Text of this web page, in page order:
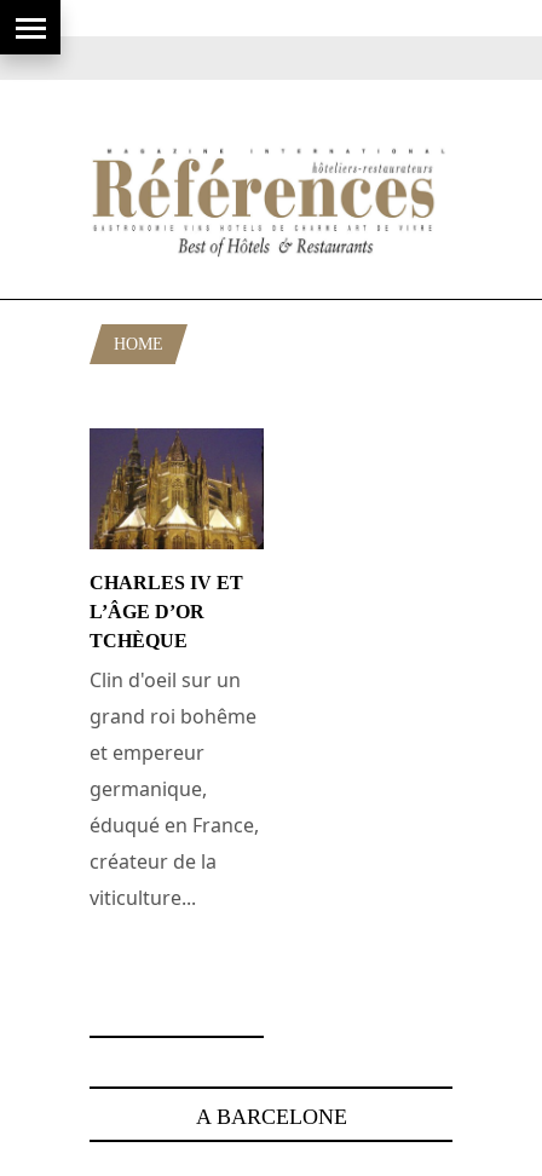
HOME
CHARLES IV ET
L’ÂGE D’OR
TCHÈQUE
Clin d'oeil sur un
grand roi bohême
et empereur
germanique,
éduqué en France,
créateur de la
viticulture...
A BARCELONE